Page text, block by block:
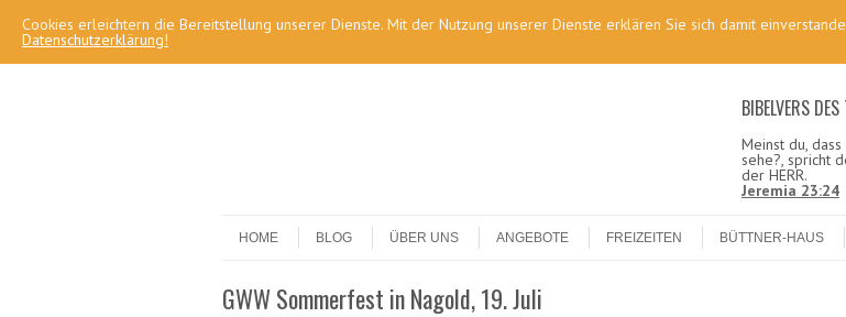
BIBELVERS DES
Meinst du,
sehe?, spricht
der HERR.
Jeremia 23:24
Menu
HOME
BLOG ÜBER UNS ANGEBOTE FREIZEITEN BÜTTNER-HAUS
GWW Sommerfest in Nagold, 19. Juli
Cookies erleichtern die Bereitstellung unserer Dienste. Mit der Nutzung unserer Dienste erklären Sie sich damit
Datenschutzerklärung!